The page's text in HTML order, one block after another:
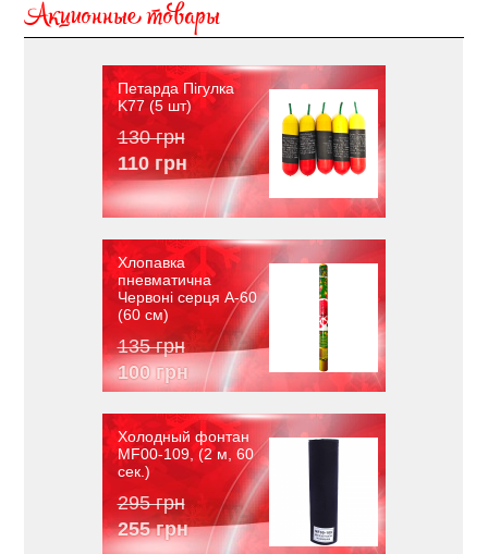
Акционные товары
Петарда Пігулка
K77 (5 шт)
130 грн
110 грн
Хлопавка
пневматична
Червоні серця A-60
(60 см)
135 грн
100 грн
Холодный фонтан
MF00-109, (2 м, 60
сек.)
295 грн
255 грн